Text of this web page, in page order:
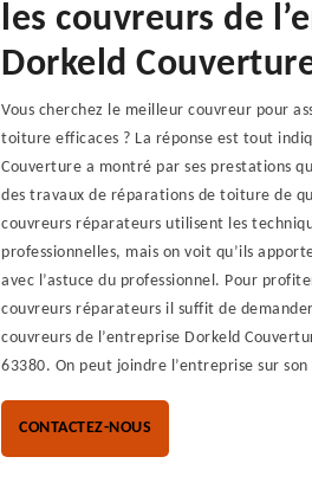
les couvreurs de
Dorkeld
Vous cherchez le meilleur couvreur pour
toiture efficaces ? La réponse est tout
Couverture a montré par ses prestations
des travaux de réparations de toiture de
couvreurs réparateurs utilisent les
professionnelles, mais on voit qu’ils
avec l’astuce du professionnel. Pour
couvreurs réparateurs il suffit de
couvreurs de l’entreprise Dorkeld
63380. On peut joindre l’entreprise sur
CONTACTEZ-NOUS